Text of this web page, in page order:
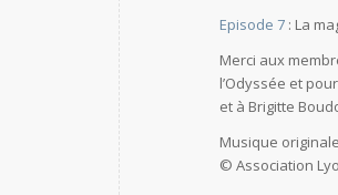
Episode 7 : La
Merci aux
l’Odyssée et
et à Brigitte
Musique
© Association